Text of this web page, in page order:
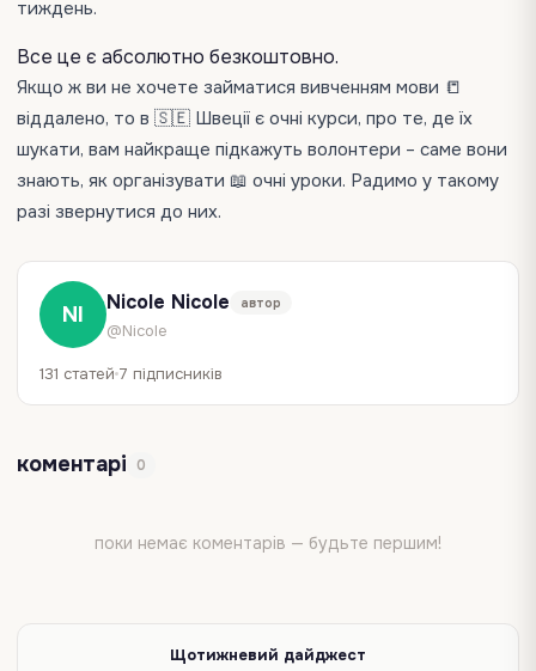
тиждень.
Все це є абсолютно безкоштовно.
Якщо ж ви не хочете займатися вивченням мови 📒
віддалено, то в 🇸🇪 Швеції є очні курси, про те, де їх
шукати, вам найкраще підкажуть волонтери – саме вони
знають, як організувати 📖 очні уроки. Радимо у такому
разі звернутися до них.
NI Nicole Nicole автор
@Nicole
131 статей 7 підписників
коментарі 0
поки немає коментарів — будьте першим!
Щотижневий дайджест